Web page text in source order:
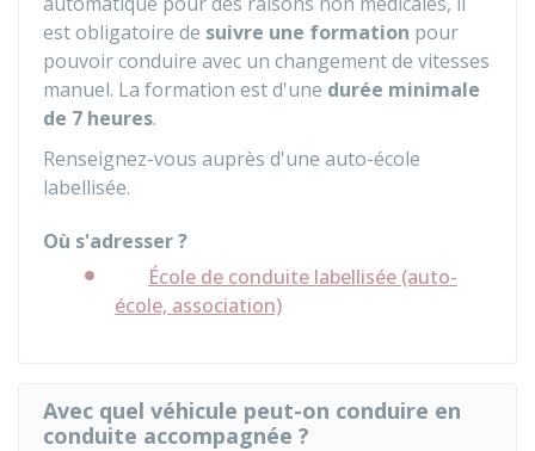
est obligatoire de suivre une formation pour
pouvoir conduire avec un changement de vitesses
manuel. La formation est d'une durée minimale
de 7 heures.
Renseignez-vous auprès d'une auto-école
labellisée.
Où s'adresser ?
École de conduite labellisée (auto-
école, association)
Avec quel véhicule peut-on conduire en
conduite accompagnée ?